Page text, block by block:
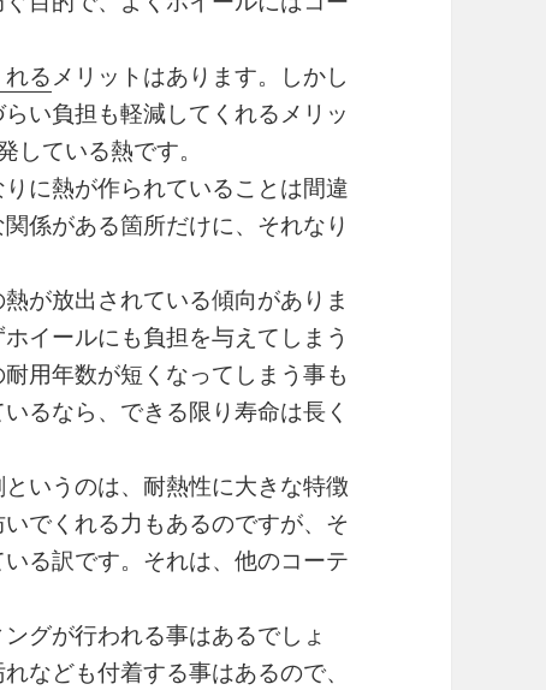
るメリットはあります。しかし
い負担も軽減してくれるメリッ
している熱です。
に熱が作られていることは間違
係がある箇所だけに、それなり
が放出されている傾向がありま
イールにも負担を与えてしまう
用年数が短くなってしまう事も
るなら、できる限り寿命は長く
いうのは、耐熱性に大きな特徴
でくれる力もあるのですが、そ
る訳です。それは、他のコーテ
グが行われる事はあるでしょ
なども付着する事はあるので、